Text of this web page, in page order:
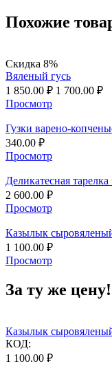
Похожие
Скидка 8%
Вяленый гусь
1 850.00 ₽ 1 700.00 ₽
Просмотр
Гузки варено-
340.00 ₽
Просмотр
Деликатесная
2 600.00 ₽
Просмотр
Казылык
1 100.00 ₽
Просмотр
За ту же цену!
Казылык
КОД:
1 100.00 ₽